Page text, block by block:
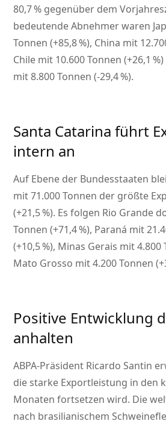
80,7 % gegenüber dem
bedeutende Abnehmer waren
Tonnen (+85,8 %), China mit
Chile mit 10.600 Tonnen (+26,1
mit 8.800 Tonnen (‑29,4 %).
Santa Catarina führt
intern an
Auf Ebene der Bundesstaaten
mit 71.000 Tonnen der größte
(+21,5 %). Es folgen Rio Grande
Tonnen (+71,4 %), Paraná mit
(+10,5 %), Minas Gerais mit 4.800
Mato Grosso mit 4.200 Tonnen
Positive Entwicklung
anhalten
ABPA‑Präsident Ricardo Santin
die starke Exportleistung in den
Monaten fortsetzen wird. Die
nach brasilianischem